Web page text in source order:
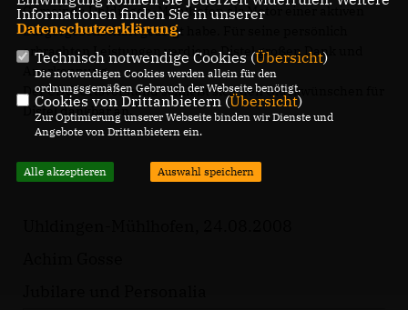
Gemeinde Uhldingen-Mühlhofen als Motor einer aktiven
Bürgergesellschaft gezeigt habe. Für seine persönlich
erbrachten Leistungen verdiene Distel großen Dank und
Anerkennung.
Der CDU-Ortsvorstand schließt sich den Glückwünschen für
Distel dankbar an.
Informationen finden Sie in unserer
Datenschutzerklärung.
Technisch notwendige Cookies (Übersicht)
Die notwendigen Cookies werden allein für den
ordnungsgemäßen Gebrauch der Webseite benötigt.
Cookies von Drittanbietern (Übersicht)
Zur Optimierung unserer Webseite binden wir Dienste und
Angebote von Drittanbietern ein.
Alle akzeptieren Auswahl speichern